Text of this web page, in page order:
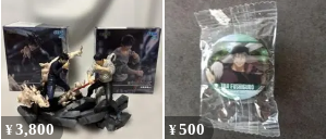
くじ 呪術廻戦【Winter
Holiday】」 吉06
¥3,800 ¥500